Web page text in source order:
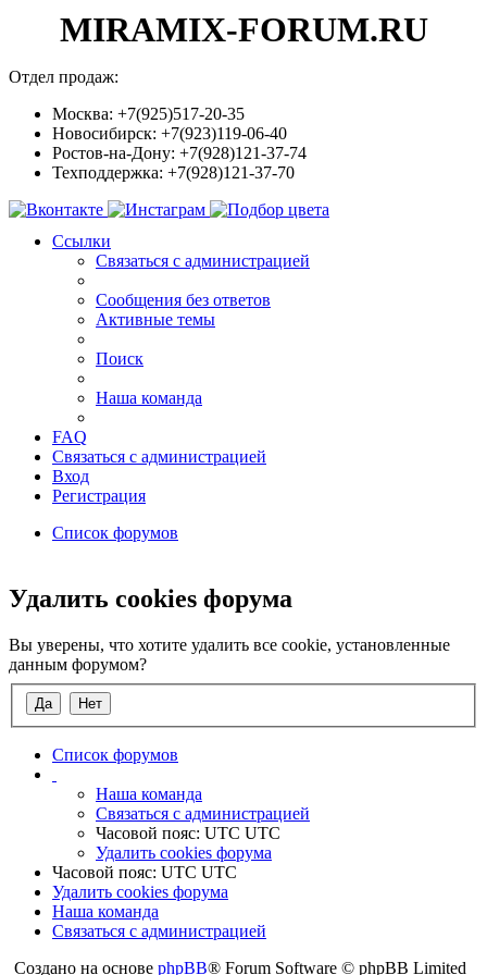
MIRAMIX-FORUM.RU
Отдел продаж:
Москва: +7(925)517-20-35
Новосибирск: +7(923)119-06-40
Ростов-на-Дону: +7(928)121-37-74
Техподдержка: +7(928)121-37-70
Ссылки
Связаться с администрацией
Сообщения без ответов
Активные темы
Поиск
Наша команда
FAQ
Связаться с администрацией
Вход
Регистрация
Список форумов
Удалить cookies форума
Вы уверены, что хотите удалить все cookie, установленные
данным форумом?
Список форумов
Наша команда
Связаться с администрацией
Часовой пояс: UTC UTC
Удалить cookies форума
Часовой пояс: UTC UTC
Удалить cookies форума
Наша команда
Связаться с администрацией
Создано на основе phpBB® Forum Software © phpBB Limited